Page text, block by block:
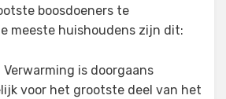
boosdoeners te
meeste huishoudens zijn dit:
Verwarming is doorgaans
voor het grootste deel van het